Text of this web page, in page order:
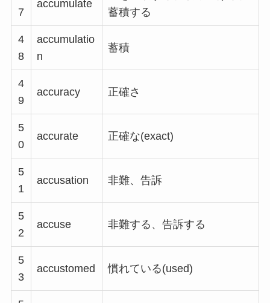
7
accumulate
蓄積する
4
8
accumulatio
n
蓄積
4
9
accuracy 正確さ
5
0
accurate 正確な(exact)
5
1
accusation 非難、告訴
5
2
accuse 非難する、告訴する
5
3
accustomed 慣れている(used)